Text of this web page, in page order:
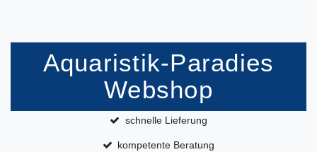
Aquaristik-Paradies
Webshop
schnelle Lieferung
kompetente Beratung